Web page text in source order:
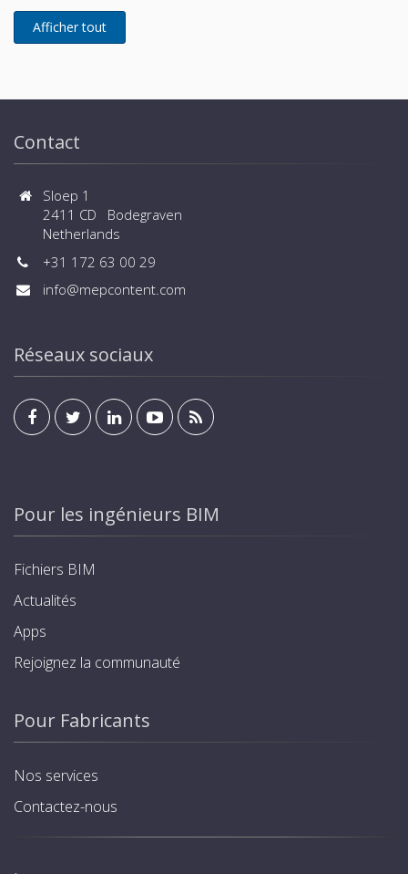
Contact
Sloep 1
2411 CD Bodegraven
Netherlands
+31 172 63 00 29
info@mepcontent.com
Réseaux sociaux
Pour les ingénieurs BIM
Fichiers BIM
Actualités
Apps
Rejoignez la communauté
Pour Fabricants
Nos services
Contactez-nous